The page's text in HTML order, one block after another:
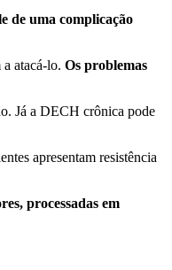
de uma complicação
atacá-lo. Os problemas
Já a DECH crônica pode
apresentam resistência
processadas em